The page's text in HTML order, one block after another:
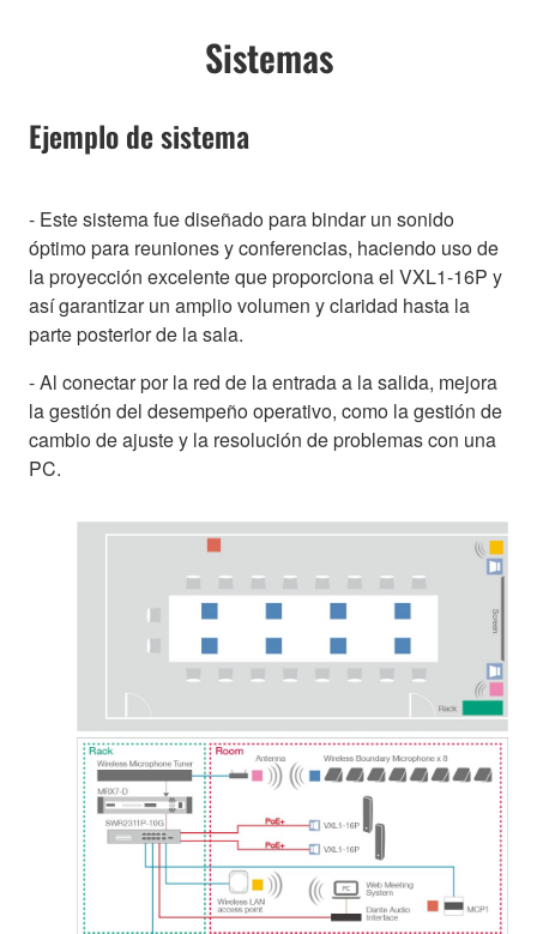
Sistemas
Ejemplo de sistema
- Este sistema fue diseñado para bindar un sonido
óptimo para reuniones y conferencias, haciendo uso de
la proyección excelente que proporciona el VXL1-16P y
así garantizar un amplio volumen y claridad hasta la
parte posterior de la sala.
- Al conectar por la red de la entrada a la salida, mejora
la gestión del desempeño operativo, como la gestión de
cambio de ajuste y la resolución de problemas con una
PC.